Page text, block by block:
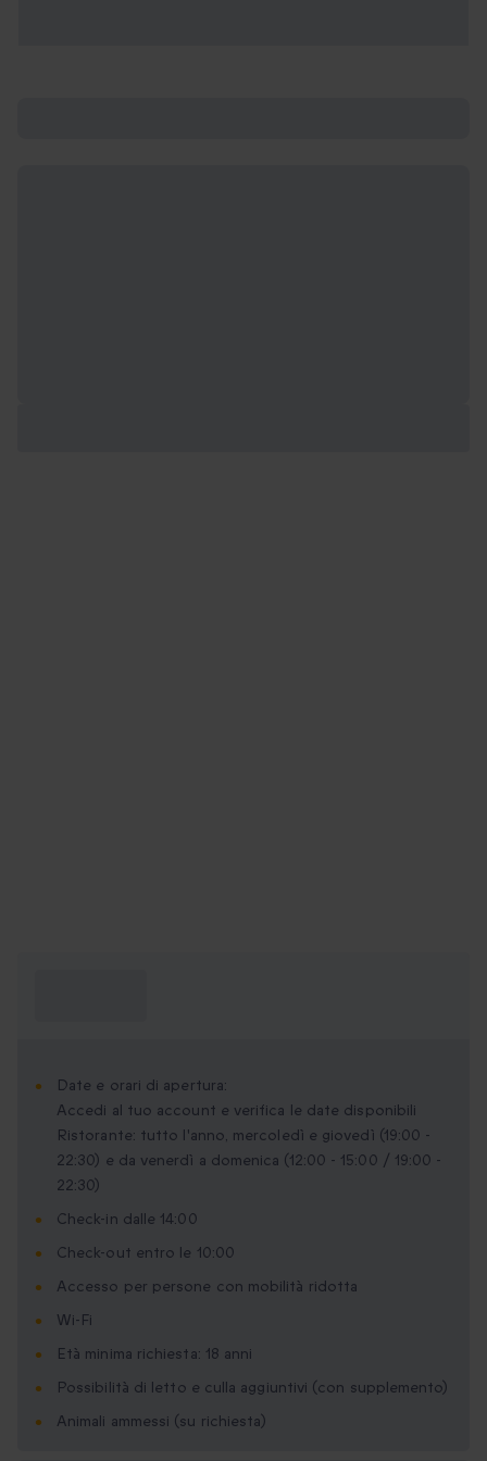
Date e orari di apertura:
Accedi al tuo account e verifica le date disponibili
Ristorante: tutto l'anno, mercoledì e giovedì (19:00 -
22:30) e da venerdì a domenica (12:00 - 15:00 / 19:00 -
22:30)
Check-in dalle 14:00
Check-out entro le 10:00
Accesso per persone con mobilità ridotta
Wi-Fi
Età minima richiesta: 18 anni
Possibilità di letto e culla aggiuntivi (con supplemento)
Animali ammessi (su richiesta)